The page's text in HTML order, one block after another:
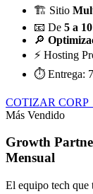
🏗️ Sitio
📧 De 5 a
🔎
⚡ Hosting
⏱️ Entrega:
COTIZAR CORP
Más Vendido
Growth
Mensual
El equipo tech que